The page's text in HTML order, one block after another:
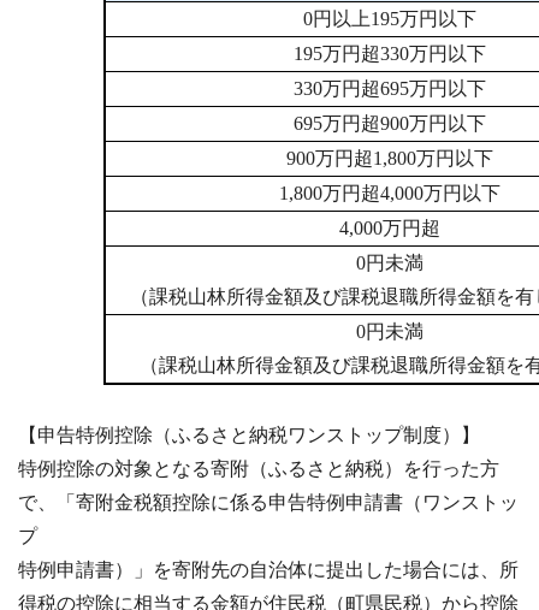
0円以上195万円以下
195万円超330万円以下
330万円超695万円以下
695万円超900万円以下
900万円超1,800万円以下
1,800万円超4,000万円以下
4,000万円超
0円未満
（課税山林所得金額及び課税退職所得金額を
0円未満
（課税山林所得金額及び課税退職所得金額を
【申告特例控除（ふるさと納税ワンストップ制度）】
特例控除の対象となる寄附（ふるさと納税）を行った方
で、「寄附金税額控除に係る申告特例申請書（ワンストッ
プ
特例申請書）」を寄附先の自治体に提出した場合には、所
得税の控除に相当する金額が住民税（町県民税）から控除